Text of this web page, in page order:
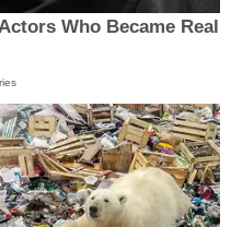
Who Became Real